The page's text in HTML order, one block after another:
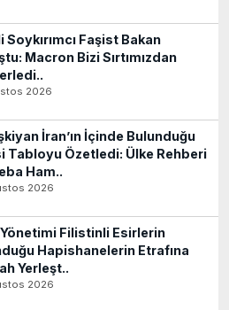
Soykırımcı Faşist Bakan
Macron Bizi Sırtımızdan
2026
İran’ın İçinde Bulunduğu
Tabloyu Özetledi: Ülke Rehberi
Ham..
2026
Filistinli Esirlerin
Hapishanelerin Etrafına
Yerleşt..
2026